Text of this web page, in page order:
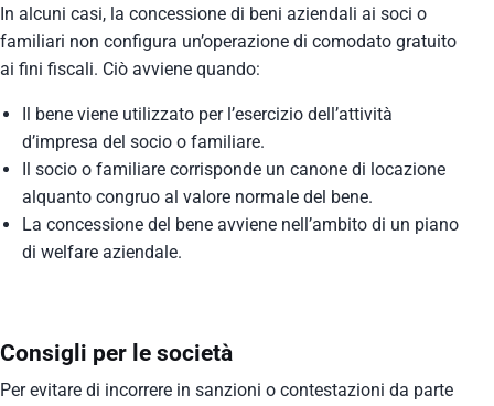
In alcuni casi, la concessione di beni aziendali ai soci o
familiari non configura un’operazione di comodato gratuito
ai fini fiscali. Ciò avviene quando:
Il bene viene utilizzato per l’esercizio dell’attività
d’impresa del socio o familiare.
Il socio o familiare corrisponde un canone di locazione
alquanto congruo al valore normale del bene.
La concessione del bene avviene nell’ambito di un piano
di welfare aziendale.
Consigli per le società
Per evitare di incorrere in sanzioni o contestazioni da parte